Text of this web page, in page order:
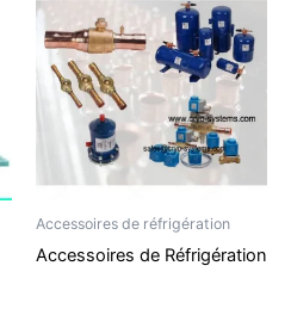
Accessoires de réfrigération
Accessoires de Réfrigération